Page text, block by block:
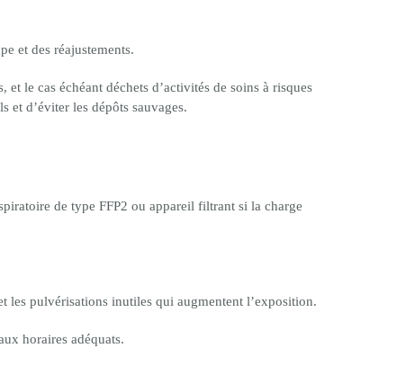
et des réajustements.
le cas échéant déchets d’activités de soins à risques
d’éviter les dépôts sauvages.
de type FFP2 ou appareil filtrant si la charge
les pulvérisations inutiles qui augmentent l’exposition.
horaires adéquats.